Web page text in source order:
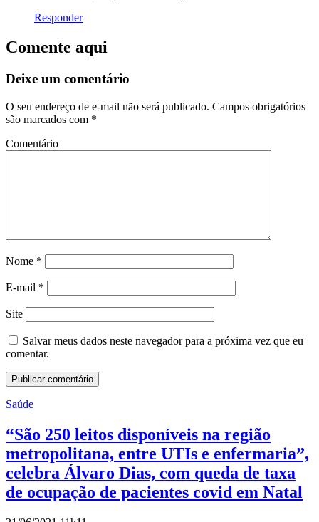
Responder
Comente aqui
Deixe um comentário
O seu endereço de e-mail não será publicado. Campos obrigatórios
são marcados com *
Comentário
Nome *
E-mail *
Site
Salvar meus dados neste navegador para a próxima vez que eu
comentar.
Saúde
“São 250 leitos disponíveis na região
metropolitana, entre UTIs e enfermaria”,
celebra Álvaro Dias, com queda de taxa
de ocupação de pacientes covid em Natal